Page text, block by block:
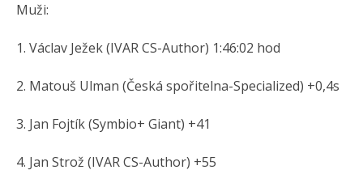
Muži:
1. Václav Ježek (IVAR CS-Author) 1:46:02 hod
2. Matouš Ulman (Česká spořitelna-Specialized) +0,4s
3. Jan Fojtík (Symbio+ Giant) +41
4. Jan Strož (IVAR CS-Author) +55